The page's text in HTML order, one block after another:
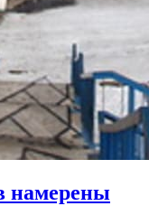
намерены